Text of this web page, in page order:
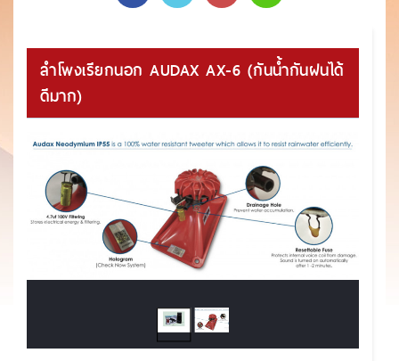
ลำโพงเรียกนอก AUDAX AX-6 (กันน้ำกันฝนได้
ดีมาก)